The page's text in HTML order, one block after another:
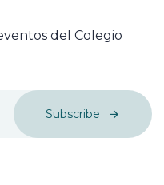
del Colegio
Subscribe